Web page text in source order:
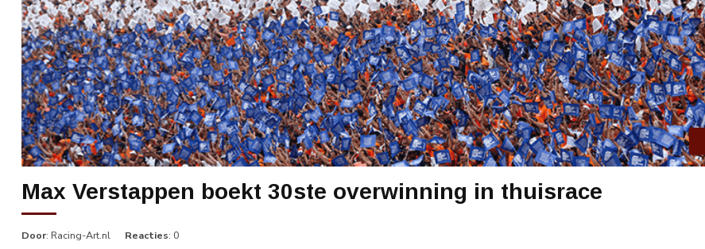
Max Verstappen boekt 30ste overwinning in thuisrace
Door: Racing-Art.nl Reacties: 0